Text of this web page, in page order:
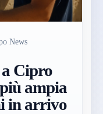
News
a Cipro
ampia
in arrivo